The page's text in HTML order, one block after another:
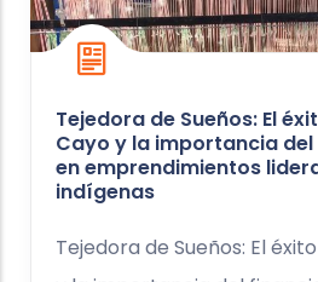
Tejedora de Sueños: El
Cayo y la importancia
en emprendimientos
indígenas
Tejedora de Sueños: El